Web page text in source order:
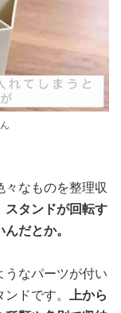
々なものを整理収
スタンドが回転す
だとか。
うなパーツが付い
ドです。 上から